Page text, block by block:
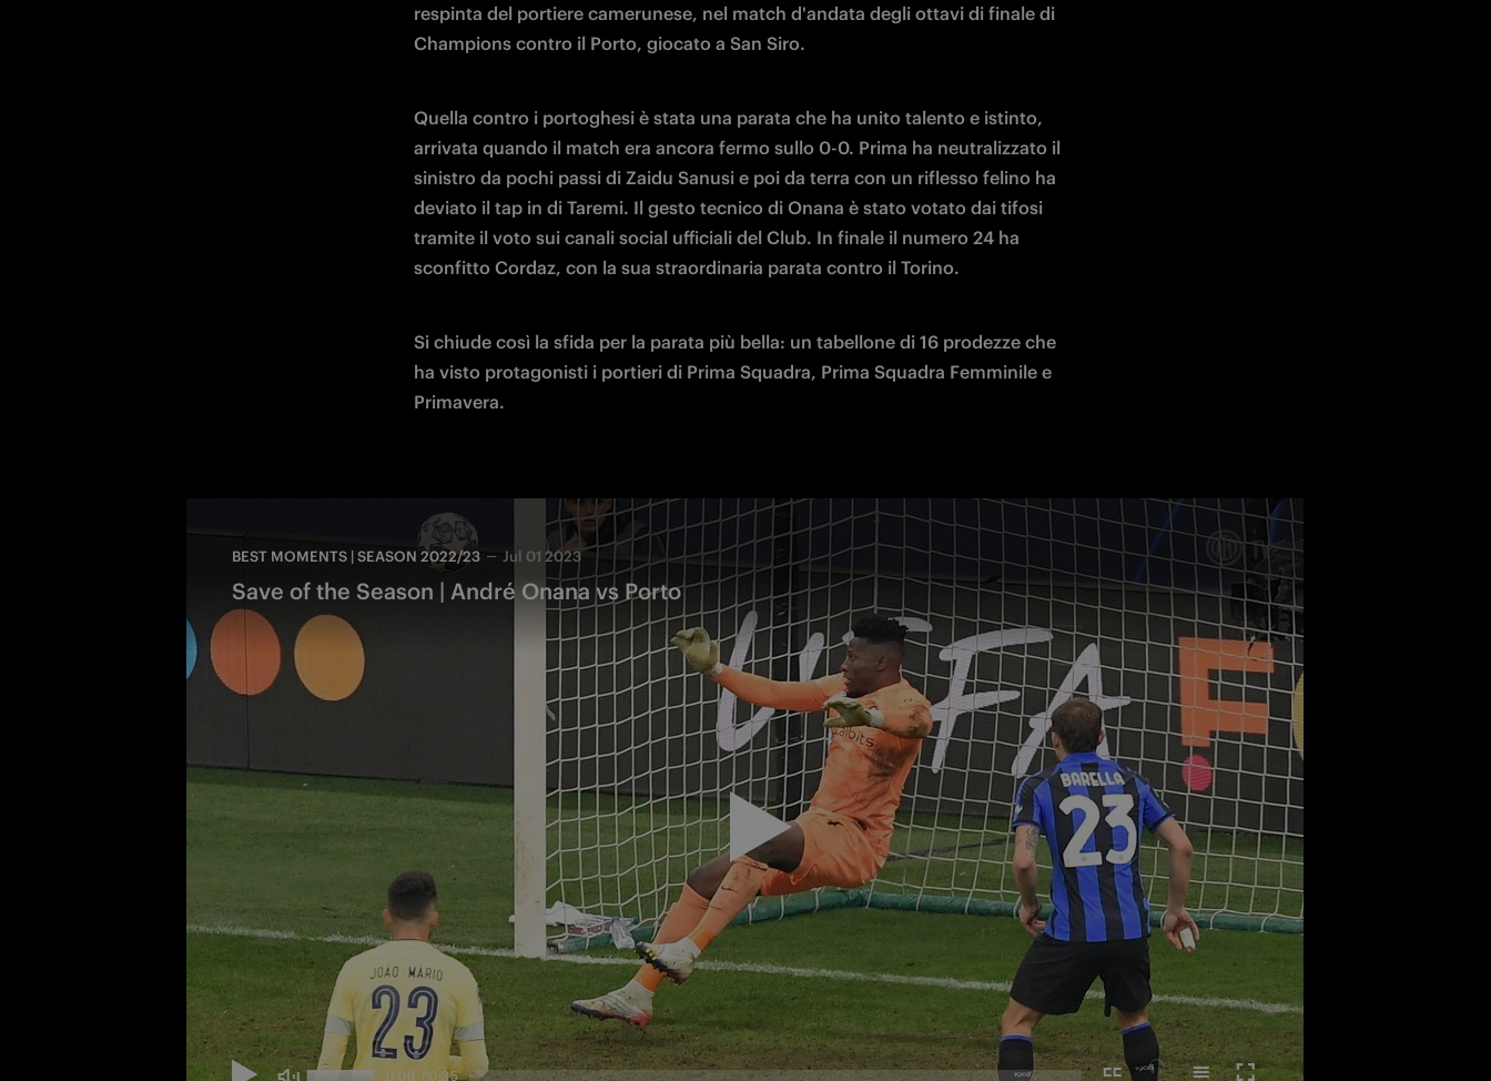
respinta del portiere camerunese, nel match d'andata degli ottavi di finale di
Champions contro il Porto, giocato a San Siro.
Quella contro i portoghesi è stata una parata che ha unito talento e istinto,
arrivata quando il match era ancora fermo sullo 0-0. Prima ha neutralizzato il
sinistro da pochi passi di Zaidu Sanusi e poi da terra con un riflesso felino ha
deviato il tap in di Taremi. Il gesto tecnico di Onana è stato votato dai tifosi
tramite il voto sui canali social ufficiali del Club. In finale il numero 24 ha
sconfitto Cordaz, con la sua straordinaria parata contro il Torino.
Si chiude così la sfida per la parata più bella: un tabellone di 16 prodezze che
ha visto protagonisti i portieri di Prima Squadra, Prima Squadra Femminile e
Primavera.
BEST MOMENTS | SEASON 2022/23 Jul 01 2023
Save of the Season | André Onana vs Porto